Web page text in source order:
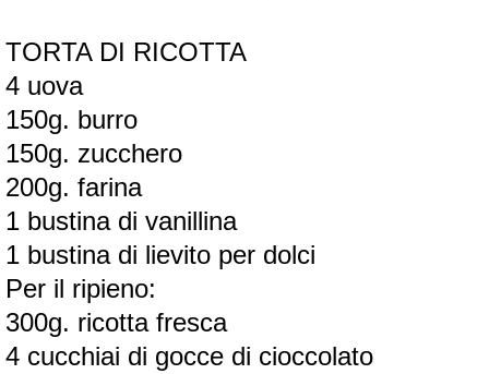
TORTA DI RICOTTA
4 uova
150g. burro
150g. zucchero
200g. farina
1 bustina di vanillina
1 bustina di lievito per dolci
Per il ripieno:
300g. ricotta fresca
4 cucchiai di gocce di cioccolato